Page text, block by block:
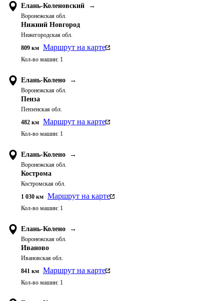
Елань-Коленовский →
Воронежская обл.
Нижний Новгород
Нижегородская обл.
809 км Маршрут на карте
Кол-во машин: 1
Елань-Колено →
Воронежская обл.
Пенза
Пензенская обл.
482 км Маршрут на карте
Кол-во машин: 1
Елань-Колено →
Воронежская обл.
Кострома
Костромская обл.
1 030 км Маршрут на карте
Кол-во машин: 1
Елань-Колено →
Воронежская обл.
Иваново
Ивановская обл.
841 км Маршрут на карте
Кол-во машин: 1